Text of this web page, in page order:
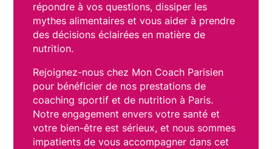
répondre à vos questions, dissiper les
mythes alimentaires et vous aider à prendre
des décisions éclairées en matière de
nutrition.
Rejoignez-nous chez Mon Coach Parisien
pour bénéficier de nos prestations de
coaching sportif et de nutrition à Paris.
Notre engagement envers votre santé et
votre bien-être est sérieux, et nous sommes
impatients de vous accompagner dans cet